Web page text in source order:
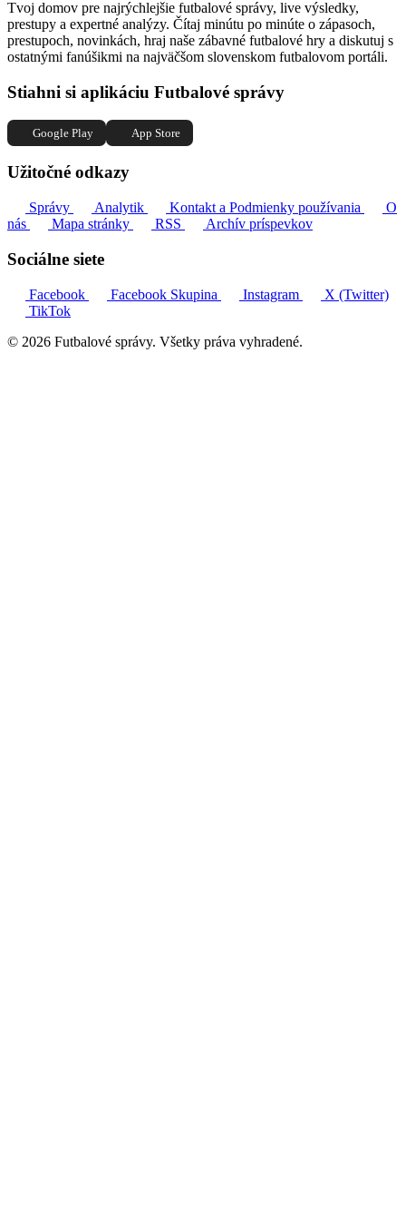
Tvoj domov pre najrýchlejšie futbalové správy, live výsledky,
prestupy a expertné analýzy. Čítaj minútu po minúte o zápasoch,
prestupoch, novinkách, hraj naše zábavné futbalové hry a diskutuj s
ostatnými fanúšikmi na najväčšom slovenskom futbalovom portáli.
Stiahni si aplikáciu Futbalové správy
Google Play App Store
Užitočné odkazy
Správy Analytik Kontakt a Podmienky používania
O
nás
Mapa stránky RSS Archív príspevkov
Sociálne siete
Facebook Facebook Skupina Instagram
X (Twitter)
TikTok
© 2026 Futbalové správy. Všetky práva vyhradené.